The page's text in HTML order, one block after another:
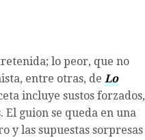
lo peor, que no
entre otras, de Lo
incluye sustos forzados,
guion se queda en una
y las supuestas sorpresas